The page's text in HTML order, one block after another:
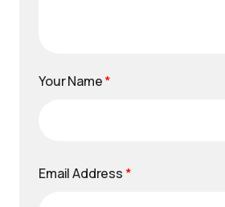
Your Name*
Email Address *